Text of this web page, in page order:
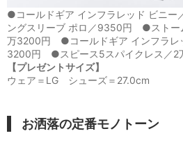
●コールドギア インフラレッド ビニ
ングスリーブ ポロ／9350円 ●ストー
万3200円 ●コールドギア インフラレ
3200円 ●スピース5スパイクレス／2
【プレゼントサイズ】
ウェア＝LG シューズ＝27.0cm
お洒落の定番モノトーン